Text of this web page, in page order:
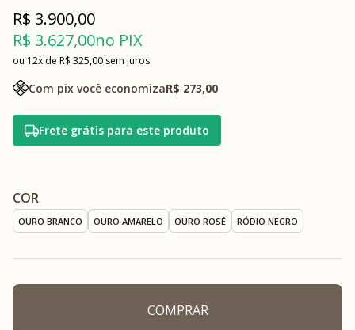
R$ 3.627,00no PIX
R$ 3.900,00
12x R$ 325,00 sem juros
Com pix você economizaR$ 273,00
Frete grátis para este produto
COR
OURO BRANCO OURO AMARELO OURO ROSÉ RÓDIO NEGRO
COMPRAR